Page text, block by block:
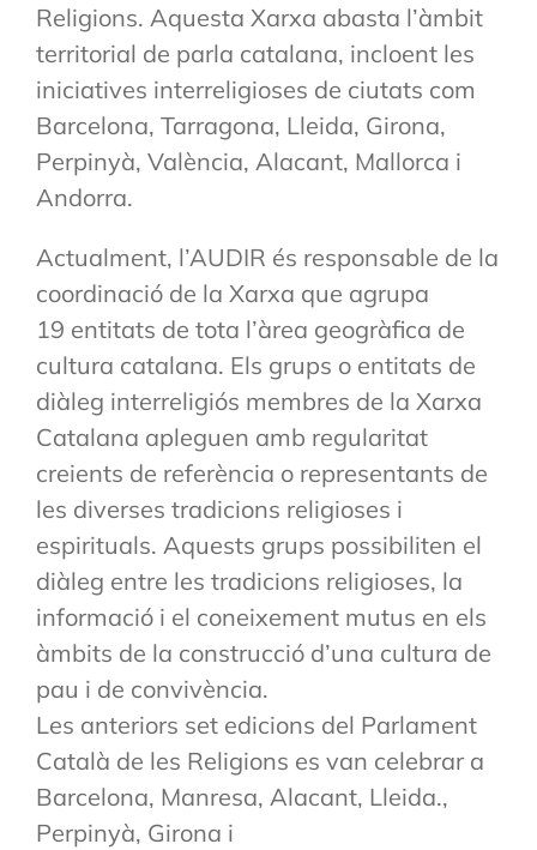
Religions. Aquesta Xarxa abasta l’àmbit
territorial de parla catalana, incloent les
iniciatives interreligioses de ciutats com
Barcelona, Tarragona, Lleida, Girona,
Perpinyà, València, Alacant, Mallorca i
Andorra.
Actualment, l’AUDIR és responsable de la
coordinació de la Xarxa que agrupa
19 entitats de tota l’àrea geogràfica de
cultura catalana. Els grups o entitats de
diàleg interreligiós membres de la Xarxa
Catalana apleguen amb regularitat
creients de referència o representants de
les diverses tradicions religioses i
espirituals. Aquests grups possibiliten el
diàleg entre les tradicions religioses, la
informació i el coneixement mutus en els
àmbits de la construcció d’una cultura de
pau i de convivència.
Les anteriors set edicions del Parlament
Català de les Religions es van celebrar a
Barcelona, Manresa, Alacant, Lleida.,
Perpinyà, Girona i